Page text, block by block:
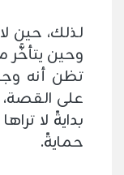
لذلك، حين
وحين
تظن أنه
على القصة،
بدايةً لا
حمايةً.